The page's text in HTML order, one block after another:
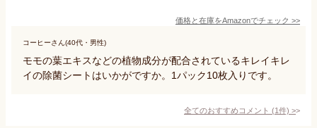
価格と在庫をAmazonでチェック >>
コーヒーさん(40代・男性)
モモの葉エキスなどの植物成分が配合されているキレイキレ
イの除菌シートはいかがですか。1パック10枚入りです。
全てのおすすめコメント (1件) >